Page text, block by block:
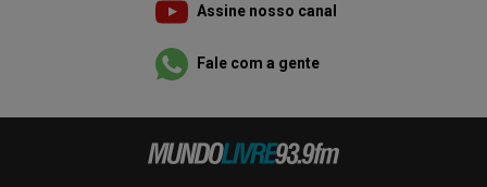
Assine nosso canal
Fale com a gente